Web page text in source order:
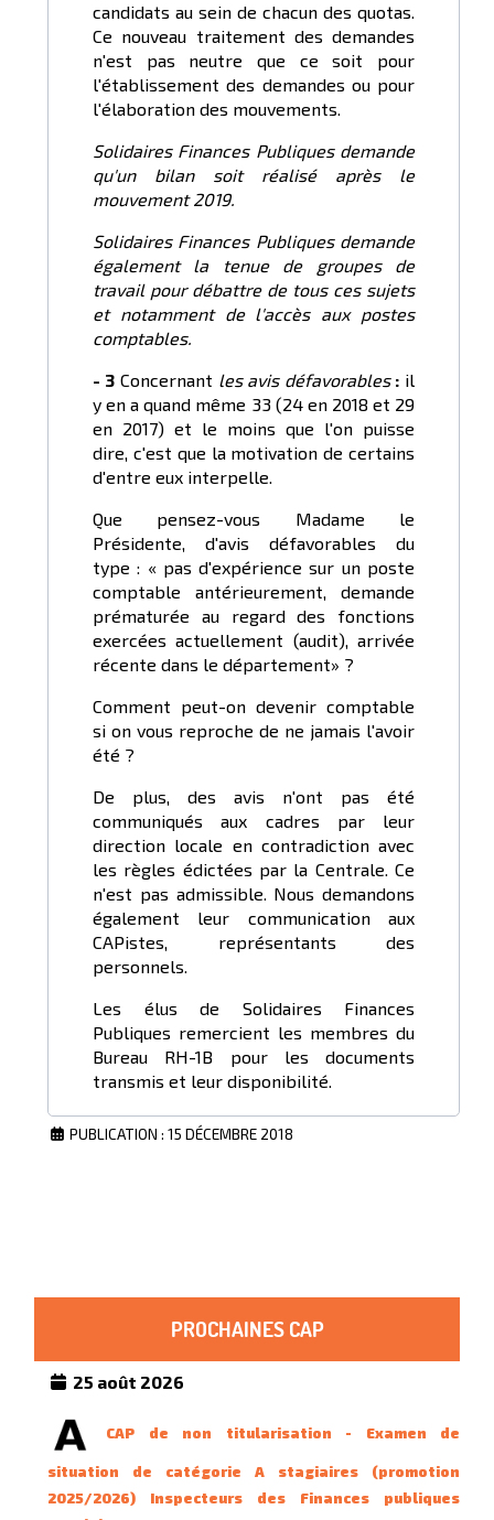
candidats au sein de chacun des quotas.
Ce nouveau traitement des demandes
n'est pas neutre que ce soit pour
l'établissement des demandes ou pour
l'élaboration des mouvements.
Solidaires Finances Publiques demande
qu'un bilan soit réalisé après le
mouvement 2019.
Solidaires Finances Publiques demande
également la tenue de groupes de
travail pour débattre de tous ces sujets
et notamment de l'accès aux postes
comptables.
- 3Concernant les avis défavorables: il
y en a quand même 33 (24 en 2018 et 29
en 2017) et le moins que l'on puisse
dire, c'est que la motivation de certains
d'entre eux interpelle.
Que pensez-vous Madame le
Présidente, d'avis défavorables du
type : « pas d'expérience sur un poste
comptable antérieurement, demande
prématurée au regard des fonctions
exercées actuellement (audit), arrivée
récente dans le département» ?
Comment peut-on devenir comptable
si on vous reproche de ne jamais l'avoir
été ?
De plus, des avis n'ont pas été
communiqués aux cadres par leur
direction locale en contradiction avec
les règles édictées par la Centrale. Ce
n'est pas admissible. Nous demandons
également leur communication aux
CAPistes, représentants des
personnels.
Les élus de Solidaires Finances
Publiques remercient les membres du
Bureau RH-1B pour les documents
transmis et leur disponibilité.
PUBLICATION : 15 DÉCEMBRE 2018
PROCHAINES CAP
25 août 2026
CAP de non titularisation - Examen de
situation de catégorie A stagiaires (promotion
2025/2026) Inspecteurs des Finances publiques